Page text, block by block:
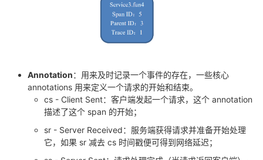
Annotation：用来及时记录一个事件的存在，一些核心
annotations 用来定义一个请求的开始和结束。
cs - Client Sent：客户端发起一个请求，这个 annotation
描述了这个 span 的开始；
sr - Server Received：服务端获得请求并准备开始处理
它，如果 sr 减去 cs 时间戳便可得到网络延迟；